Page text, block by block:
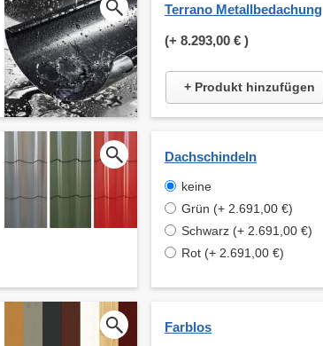
Terrano Metallbedachung
(+ 8.293,00 € )
+ Produkt hinzufügen
Dachschindeln
keine
Grün (+ 2.691,00 €)
Schwarz (+ 2.691,00 €)
Rot (+ 2.691,00 €)
Farblos